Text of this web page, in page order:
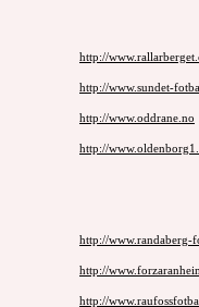
http://
http://www.sundet-
http://www.oddrane.no
http://
http://www.randaberg-
http://
http://